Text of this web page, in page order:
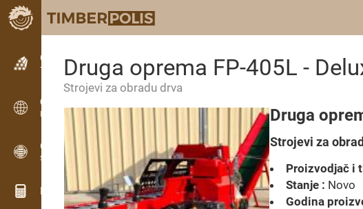
Oglašavanje
Tekstualni oglasi
Oglašavanje
Međunarodne oglasne ploče
OPTI-TIMB
Sheme piljenja
Kalkulatori za drvo
Druga oprema FP-405L -
Strojevi za obradu drva
Druga
Strojevi za
Proizvodjač i
Stanje : Novo
Godina